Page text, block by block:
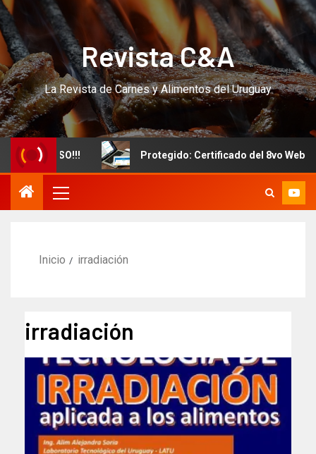
Revista C&A
La Revista de Carnes y Alimentos del Uruguay
CURSO!!! Protegido: Certificado del 8vo Webinar
Inicio irradiación
irradiación